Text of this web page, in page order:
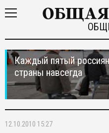
Каждый пятый
страны навсегда
12.10.2010 15:27